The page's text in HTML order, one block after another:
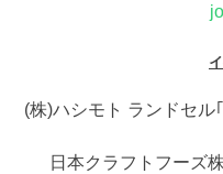
(株)ハシモト ランドセル
日本クラフトフーズ